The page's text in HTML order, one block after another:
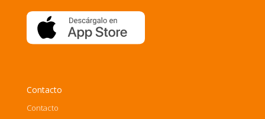
Contacto
Contacto